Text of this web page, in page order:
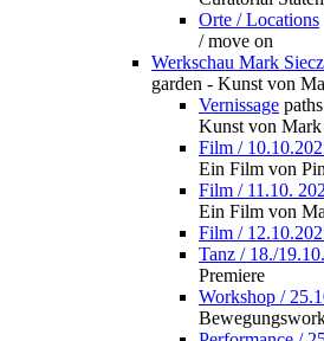
Orte / Locations
/ move on
Werkschau Mark
garden - Kunst von
Vernissage
Kunst von Mark
Film /
Ein Film von
Film / 11.10.
Ein Film von
Film /
Tanz / 18./
Premiere
Workshop /